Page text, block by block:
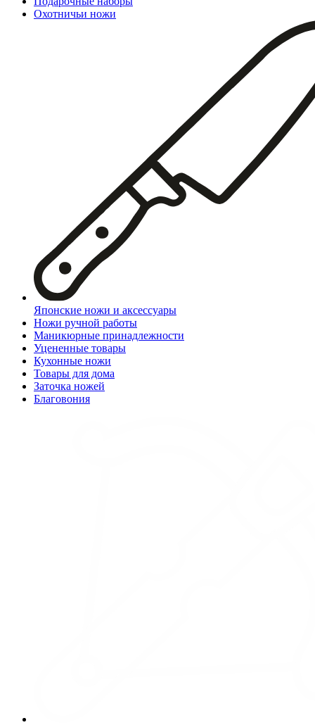
Охотничьи ножи
Японские ножи и аксессуары
Ножи ручной работы
Маникюрные принадлежности
Уцененные товары
Кухонные ножи
Товары для дома
Заточка ножей
Благовония